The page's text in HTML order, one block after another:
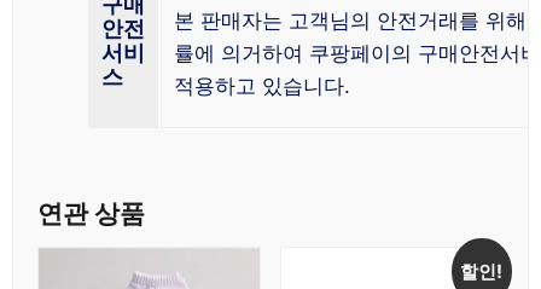
안전
서비
스
본 판매자는 고객님의 안전거래를 위해
률에 의거하여 쿠팡페이의 구매안전서
적용하고 있습니다.
연관 상품
할인!